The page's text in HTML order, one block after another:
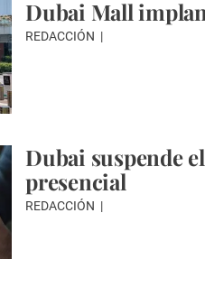
Dubai Mall
REDACCIÓN
Dubai suspende
presencial
REDACCIÓN